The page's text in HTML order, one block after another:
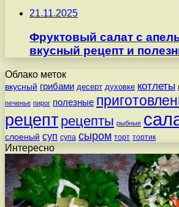
21.11.2025
Фруктовый салат с
вкусный рецепт и
Облако меток
вкусный грибами десерт духовке котлеты
печенье пирог полезные
рецепт рецепты рыбные
слоеный суп супа сыром торт тортик
Интересно